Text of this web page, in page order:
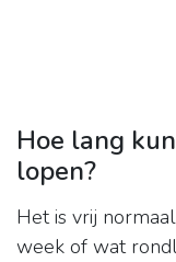
Hoe lang
lopen?
Het is vrij
week of wat